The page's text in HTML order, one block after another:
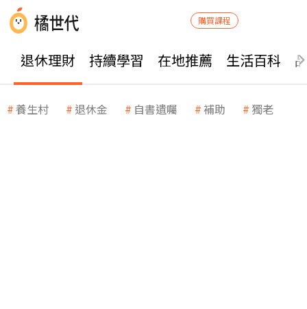
購買課程
退休理財 持續學習 在地推薦 生活百科
養生村 退休金 自書遺囑 補助 獨老